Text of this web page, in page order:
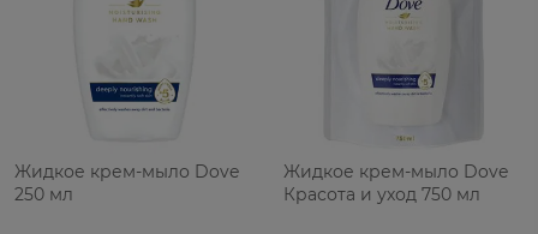
Жидкое крем-мыло Dove
250 мл
Жидкое крем-мыло Dove
Красота и уход 750 мл